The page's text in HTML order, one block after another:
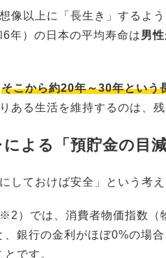
像以上に「長生き」するよ
年）の日本の平均寿命は男
そこから約20年～30年という
ある生活を維持するのは、
よる「預貯金の目
しておけば安全」という考
）では、消費者物価指数（
銀行の金利がほぼ0%の場合
です。